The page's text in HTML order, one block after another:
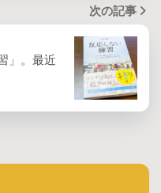
次の記事
」。最近